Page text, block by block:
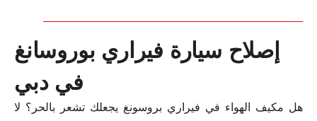
إصلاح سيارة فيراري بوروسانغ
في دبي
هل مكيف الهواء في فيراري بروسونغ يجعلك تشعر بالحر؟ لا